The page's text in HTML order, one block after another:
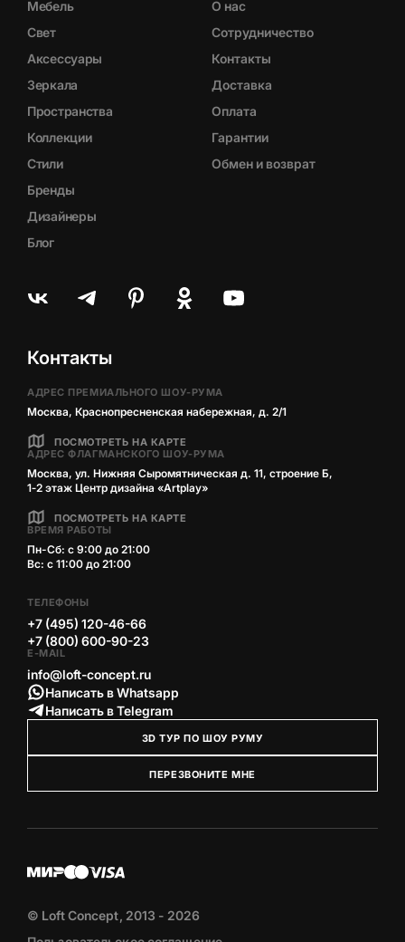
Мебель
Свет
Аксессуары
Зеркала
Пространства
Коллекции
Стили
Бренды
Дизайнеры
Блог
О нас
Сотрудничество
Контакты
Доставка
Оплата
Гарантии
Обмен и возврат
Контакты
АДРЕС ПРЕМИАЛЬНОГО ШОУ-РУМА
Москва, Краснопресненская набережная, д. 2/1
ПОСМОТРЕТЬ НА КАРТЕ
АДРЕС ФЛАГМАНСКОГО ШОУ-РУМА
Москва, ул. Нижняя Сыромятническая д. 11, строение Б,
1‑2 этаж Центр дизайна «Artplay»
ПОСМОТРЕТЬ НА КАРТЕ
ВРЕМЯ РАБОТЫ
Пн-Сб: с 9:00 до 21:00
Вс: с 11:00 до 21:00
ТЕЛЕФОНЫ
+7 (495) 120-46-66
+7 (800) 600-90-23
E-MAIL
info@loft-concept.ru
Написать в Whatsapp
Написать в Telegram
3D ТУР ПО ШОУ РУМУ
ПЕРЕЗВОНИТЕ МНЕ
© Loft Concept, 2013 - 2026